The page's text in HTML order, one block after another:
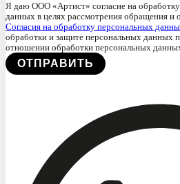
Я даю ООО «Артист» согласие на
данных в целях рассмотрения обращения и
Согласия на обработку персональных
обработки и защите персональных данных
отношении обработки персональных